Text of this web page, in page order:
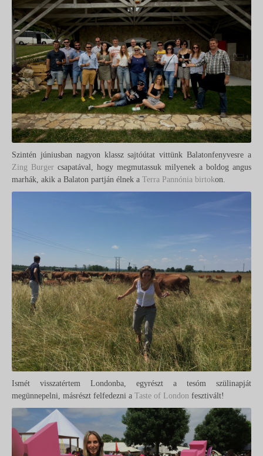
Szintén júniusban nagyon klassz sajtóútat vittünk Balatonfenyvesre a
Zing Burger csapatával, hogy megmutassuk milyenek a boldog angus
marhák, akik a Balaton partján élnek a Terra Pannónia birtokon.
Ismét visszatértem Londonba, egyrészt a tesóm szülinapját
megünnepelni, másrészt felfedezni a Taste of London fesztivált!